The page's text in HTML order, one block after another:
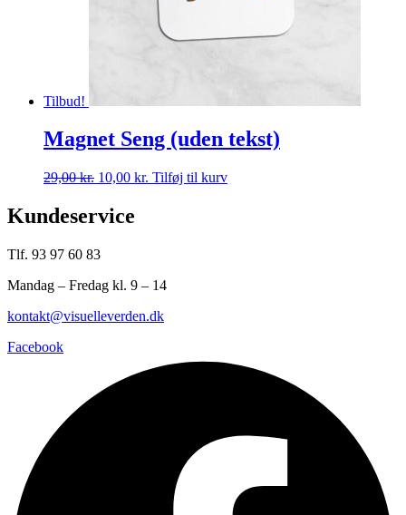
Tilbud!
Magnet Seng (uden tekst)
29,00kr. Den
pris
var:
10,00 kr. Den
Tilføj til kurv
Kundeservice
Tlf. 93 97 60 83
Mandag – Fredag kl. 9 – 14
kontakt@visuelleverden.dk
Facebook